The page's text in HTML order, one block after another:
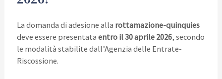
La domanda di adesione alla rottamazione-quinquies
deve essere presentata entro il 30 aprile 2026, secondo
le modalità stabilite dall’Agenzia delle Entrate-
Riscossione.